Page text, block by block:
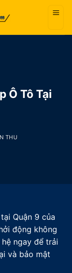
Ô Tô Tại
THU
tại Quận 9 của
động không
ngay để trải
và bảo mật